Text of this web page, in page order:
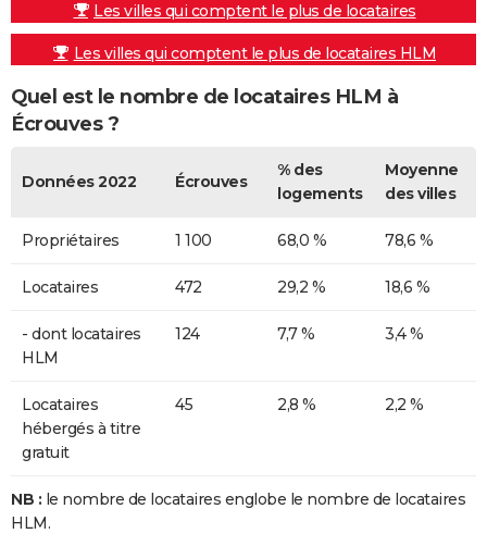
Les villes qui comptent le plus de locataires
Les villes qui comptent le plus de locataires HLM
Quel est le nombre de locataires HLM à
Écrouves ?
Données 2022 Écrouves
% des
logements
Moyenne
des villes
Propriétaires 1 100 68,0 % 78,6 %
Locataires 472 29,2 % 18,6 %
- dont locataires
HLM
124 7,7 % 3,4 %
Locataires
hébergés à titre
gratuit
45 2,8 % 2,2 %
NB : le nombre de locataires englobe le nombre de locataires
HLM.